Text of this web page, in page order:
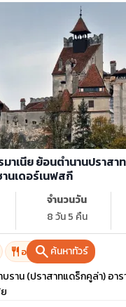
searchค้นหาทัวร์
มาเนีย ย้อนตำนานปราส
นเดอร์เนฟสกี
จำนวนวัน
8 วัน 5 คืน
restaurant อาหาร 16 มื้อ
บราน (ปราสาทแดร็กคูล่า) อา